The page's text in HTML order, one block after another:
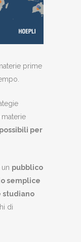
prime
per
pubblico
semplice
studiano
di